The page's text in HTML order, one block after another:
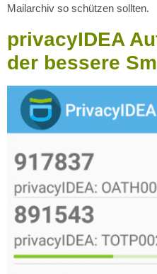
Mailarchiv so schützen sollten.
privacyIDEA
der bessere